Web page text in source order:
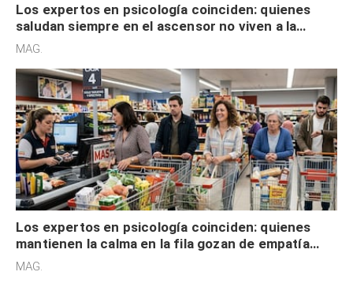
Los expertos en psicología coinciden: quienes
saludan siempre en el ascensor no viven a la
defensiva y tienen apertura social
MAG.
Los expertos en psicología coinciden: quienes
mantienen la calma en la fila gozan de empatía
cognitiva, gratitud y no solo tienen autocontrol
MAG.